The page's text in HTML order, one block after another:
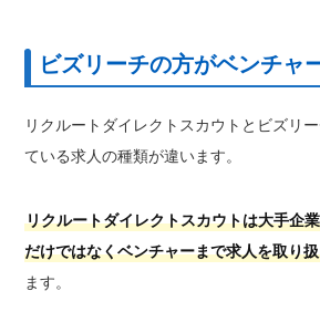
ビズリーチの方がベンチャ
リクルートダイレクトスカウトとビズリ
ている求人の種類が違います。
リクルートダイレクトスカウトは大手企
だけではなくベンチャーまで求人を取り
ます。